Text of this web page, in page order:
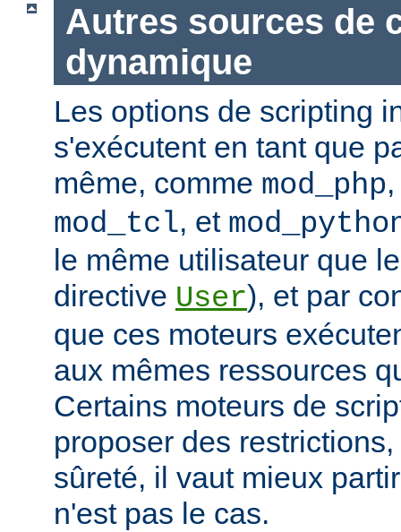
Autres sources de
dynamique
Les options de scripting
s'exécutent en tant que
même, comme mod_php
mod_tcl, et
le même utilisateur que
directive User), et par
que ces moteurs
aux mêmes ressources
Certains moteurs de
proposer des
sûreté, il vaut mieux
n'est pas le cas.